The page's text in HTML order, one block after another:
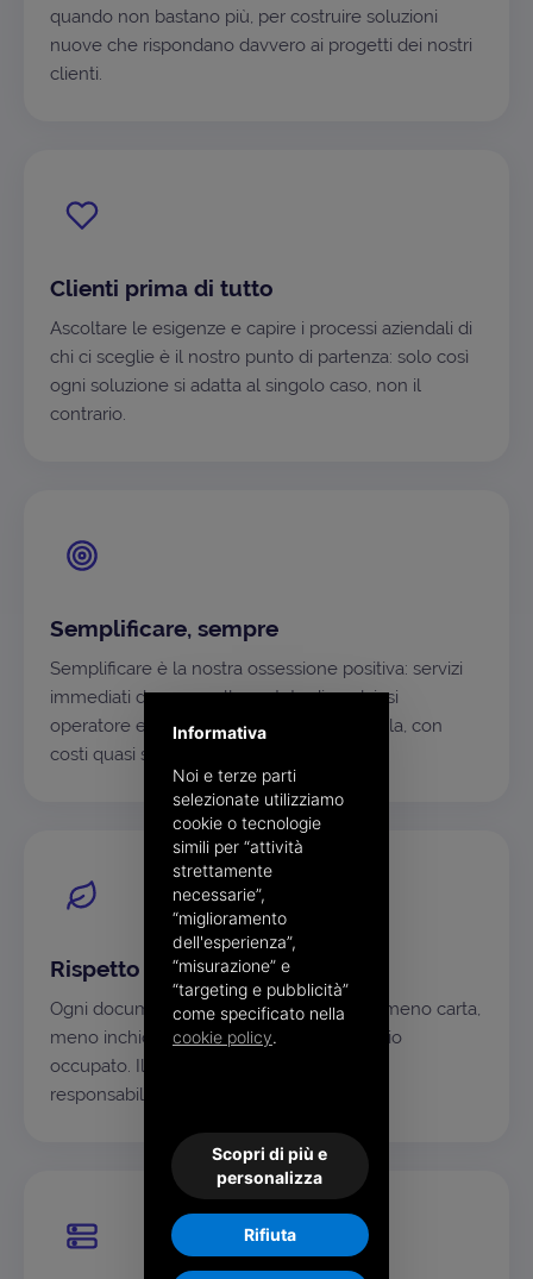
quando non bastano più, per costruire soluzioni
nuove che rispondano davvero ai progetti dei nostri
clienti.
Clienti prima di tutto
Ascoltare le esigenze e capire i processi aziendali di
chi ci sceglie è il nostro punto di partenza: solo così
ogni soluzione si adatta al singolo caso, non il
contrario.
Semplificare, sempre
Semplificare è la nostra ossessione positiva: servizi
immediati da usare, alla portata di qualsiasi
operatore e sostenibili anche su larga scala, con
costi quasi solo variabili.
Rispetto per l'ambiente
Ogni documento non stampato significa meno carta,
meno inchiostro, meno CO₂ e meno spazio
occupato. Il digitale è anche una scelta di
responsabilità.
Informativa
Noi e terze parti
selezionate utilizziamo
cookie o tecnologie
simili per “attività
strettamente
necessarie”,
“miglioramento
dell'esperienza”,
“misurazione” e
“targeting e pubblicità”
come specificato nella
cookie policy.
Scopri di più e
personalizza
Rifiuta